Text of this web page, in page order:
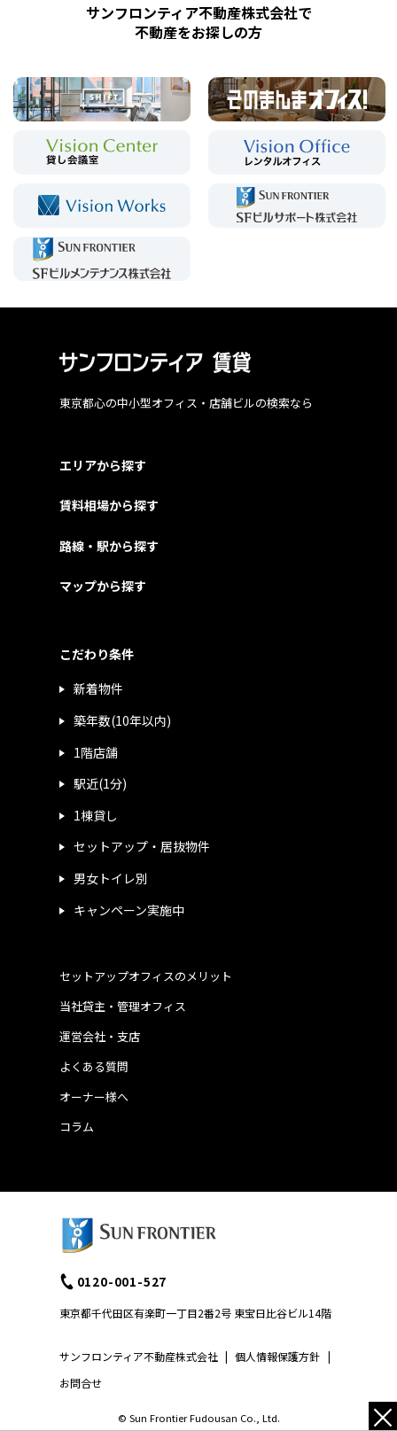
サンフロンティア不動産株式会社で
不動産をお探しの方
東京都心の中小型オフィス・店舗ビルの検索なら
エリアから探す
賃料相場から探す
路線・駅から探す
マップから探す
こだわり条件
新着物件
築年数(10年以内)
1階店舗
駅近(1分)
1棟貸し
セットアップ・居抜物件
男女トイレ別
キャンペーン実施中
運営会社・支店
よくある質問
当社貸主・管理オフィス
オーナー様へ
コラム
セットアップオフィスのメリット
サンフロンティア不動産株式会社 | 個人情報保護方針 |
お問合せ
0120-001-527
東京都千代田区有楽町一丁目2番2号 東宝日比谷ビル14階
© Sun Frontier Fudousan Co., Ltd. ×